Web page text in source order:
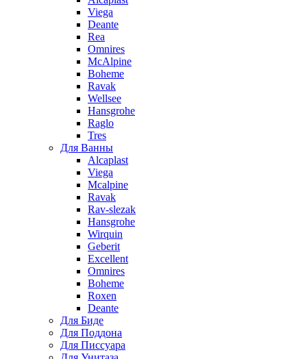
Viega
Deante
Rea
Omnires
McAlpine
Boheme
Ravak
Wellsee
Hansgrohe
Raglo
Tres
Для Ванны
Alcaplast
Viega
Mcalpine
Ravak
Rav-slezak
Hansgrohe
Wirquin
Geberit
Excellent
Omnires
Boheme
Roxen
Deante
Для Биде
Для Поддона
Для Писсуара